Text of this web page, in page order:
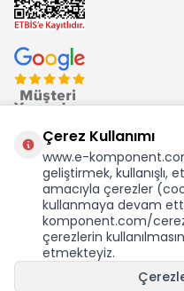
KDV Dahil Birim Fiyat
2.408,38TL
42,16 USD +KDV
Ekom Elk. Elektronik San.
Çerez Kullanımı
www.e-
geliştirmek, kullanışlı,
amacıyla çerezler
kullanmaya devam
komponent.com/
çerezlerin
etmekteyiz.